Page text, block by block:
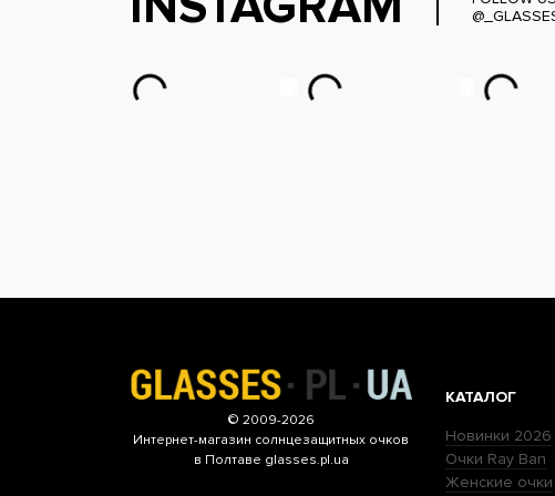
© 2009-2026
Интернет-магазин солнцезащитных очков
в Полтаве glasses.pl.ua
КАТАЛОГ
Новинки 2026
Очки Ray Ban
Женские очки